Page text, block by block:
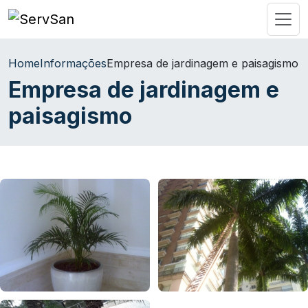
HomeInformaçõesEmpresa de jardinagem e paisagismo
Empresa de jardinagem e
paisagismo